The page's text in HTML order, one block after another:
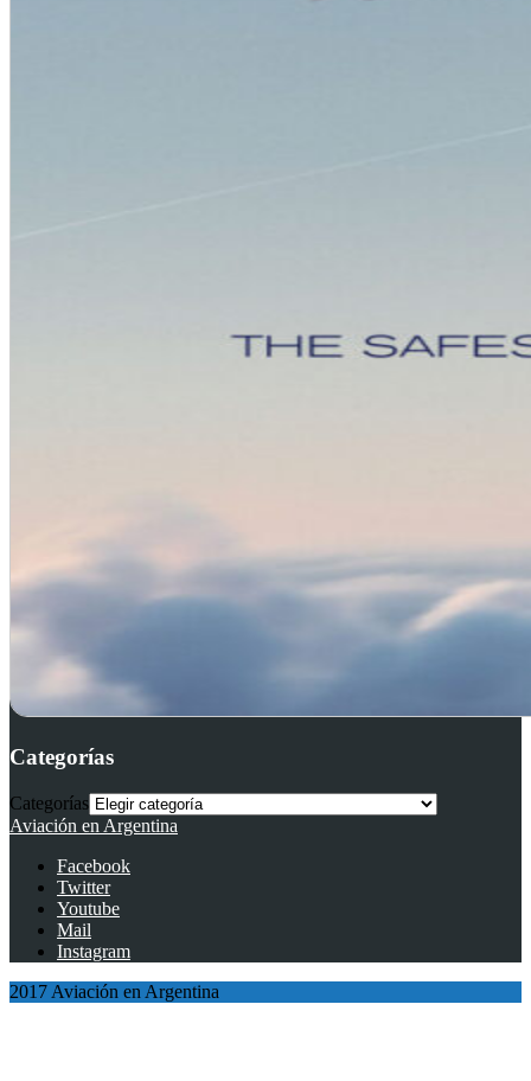
Categorías
Categorías
Aviación en Argentina
Facebook
Twitter
Youtube
Mail
Instagram
2017 Aviación en Argentina